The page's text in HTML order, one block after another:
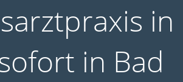
in
in Bad